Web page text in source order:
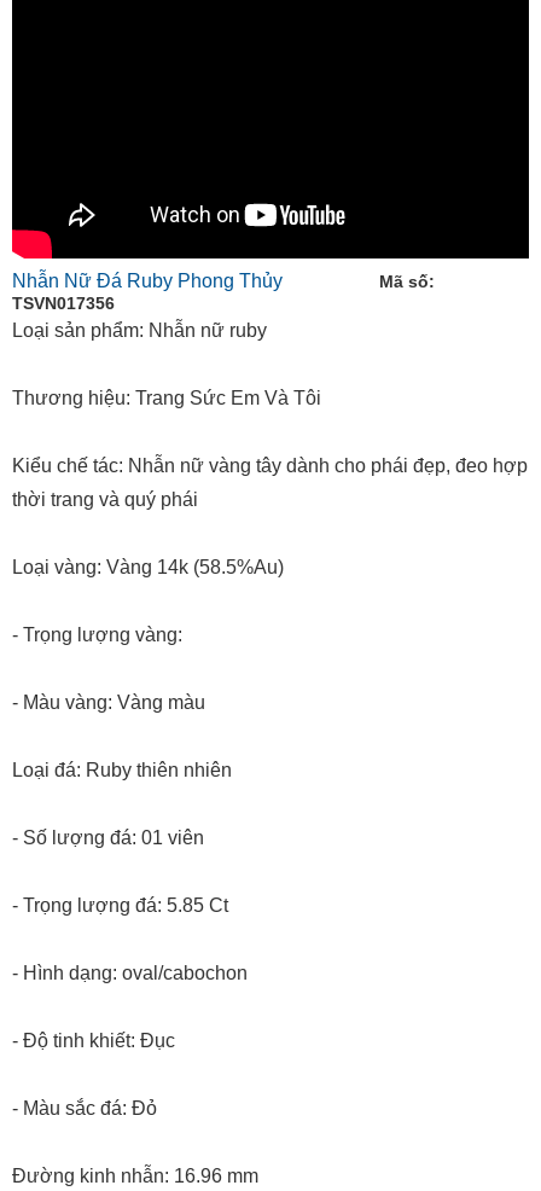
Nhẫn Nữ Đá Ruby Phong Thủy Mã số:
TSVN017356
Loại sản phẩm: Nhẫn nữ ruby
Thương hiệu: Trang Sức Em Và Tôi
Kiểu chế tác: Nhẫn nữ vàng tây dành cho phái đẹp, đeo hợp
thời trang và quý phái
Loại vàng: Vàng 14k (58.5%Au)
- Trọng lượng vàng:
- Màu vàng: Vàng màu
Loại đá: Ruby thiên nhiên
- Số lượng đá: 01 viên
- Trọng lượng đá: 5.85 Ct
- Hình dạng: oval/cabochon
- Độ tinh khiết: Đục
- Màu sắc đá: Đỏ
Đường kinh nhẫn: 16.96 mm